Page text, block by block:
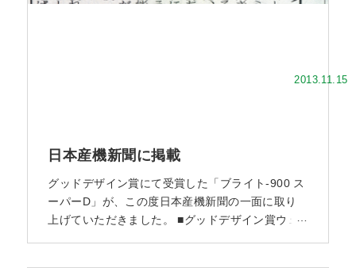
2013.11.15
日本産機新聞に掲載
グッドデザイン賞にて受賞した「ブライト-900 ス
ーパーD」が、この度日本産機新聞の一面に取り
上げていただきました。 ■グッドデザイン賞ウェ